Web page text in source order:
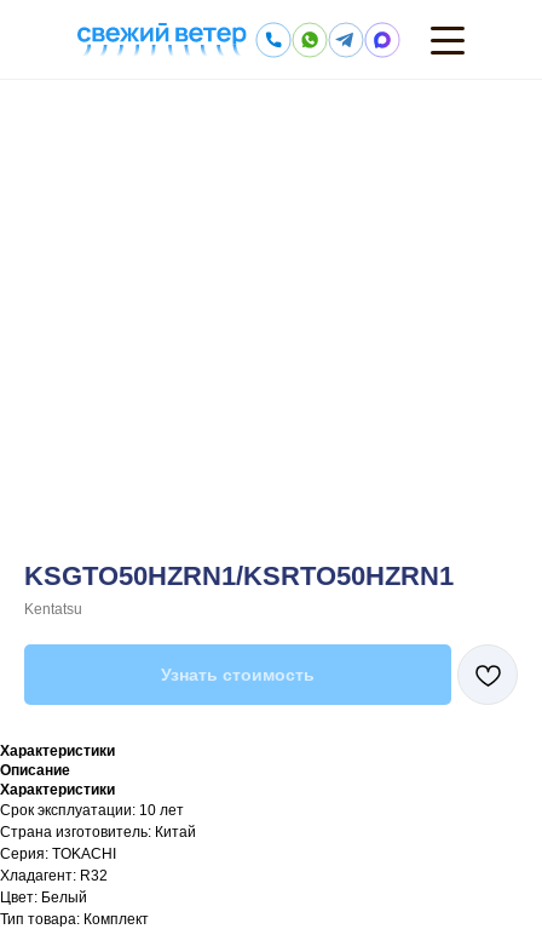
KSGTO50HZRN1/KSRTO50HZRN1
Kentatsu
Узнать стоимость
Характеристики
Описание
Характеристики
Срок эксплуатации: 10 лет
Страна изготовитель: Китай
Серия: TOKACHI
Хладагент: R32
Цвет: Белый
Тип товара: Комплект